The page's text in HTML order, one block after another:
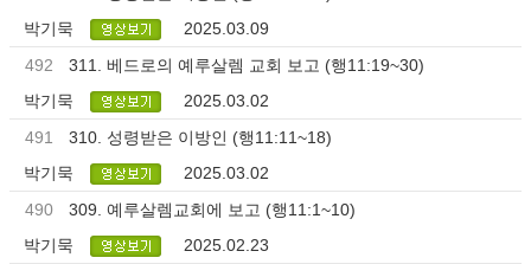
박기묵
2025.03.09
492
311. 베드로의 예루살렘 교회 보고 (행11:19~30)
박기묵
2025.03.02
491
310. 성령받은 이방인 (행11:11~18)
박기묵
2025.03.02
490
309. 예루살렘교회에 보고 (행11:1~10)
박기묵
2025.02.23